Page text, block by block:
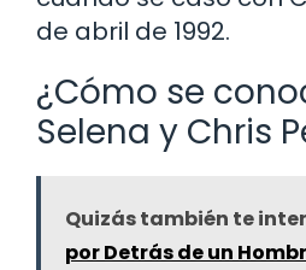
de abril de 1992.
¿Cómo se
Selena y Chris
Quizás también te
por Detrás de un